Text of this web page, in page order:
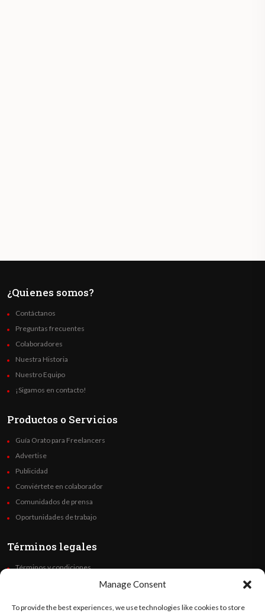
Manage Consent
To provide the best experiences, we use technologies like cookies to store
¿Quienes somos?
Contáctanos
Preguntas frecuentes
Colaboradores
Nuestra Historia
Nuestro Equipo
¡Sigamos en contacto!
Productos o Servicios
Guía Orato para Freelancers
Advertise
Publicidad
Conviértete en colaborador
Comunidados de prensa
Oportunidades de trabajo
Términos legales
Términos y condiciones